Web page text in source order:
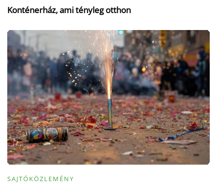
Konténerház, ami tényleg otthon
SAJTÓKÖZLEMÉNY